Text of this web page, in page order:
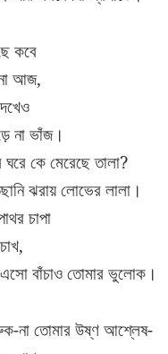
কবে
আজ,
না ভাঁজ।
ঘরে কে মেরেছে তালা?
ঝরায় লোভের লালা।
চাপা
বাঁচাও তোমার ভুলোক।
না তোমার উষ্ণ আশ্লেষ-